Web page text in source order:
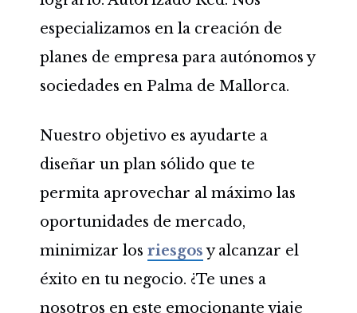
especializamos en la creación de
planes de empresa para autónomos y
sociedades en Palma de Mallorca.
Nuestro objetivo es ayudarte a
diseñar un plan sólido que te
permita aprovechar al máximo las
oportunidades de mercado,
minimizar los riesgosy alcanzar el
éxito en tu negocio. ¿Te unes a
nosotros en este emocionante viaje